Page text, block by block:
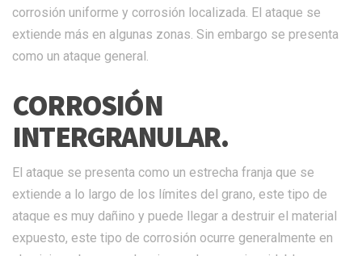
corrosión uniforme y corrosión localizada. El ataque se
extiende más en algunas zonas. Sin embargo se presenta
como un ataque general.
CORROSIÓN
INTERGRANULAR.
El ataque se presenta como un estrecha franja que se
extiende a lo largo de los límites del grano, este tipo de
ataque es muy dañino y puede llegar a destruir el material
expuesto, este tipo de corrosión ocurre generalmente en